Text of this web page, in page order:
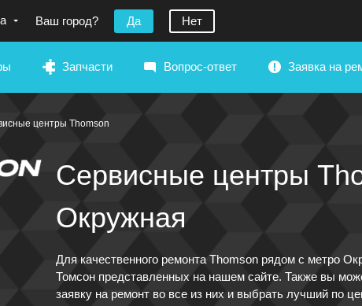
Ваш город? Да Нет
Запчасти Вопрос-ответ Заявка на
центры Thomson
Сервисные центры
Окружная
Для качественного ремонта Thomson рядом с метро
Томсон представленных на нашем сайте. Также вы
заявку на ремонт во все из них и выбрать лучший по